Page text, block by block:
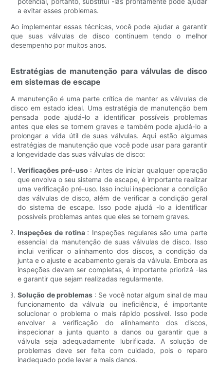
a evitar esses problemas.
Ao implementar essas técnicas, você pode ajudar a garantir
que suas válvulas de disco continuem tendo o melhor
desempenho por muitos anos.
Estratégias de manutenção para válvulas de disco
em sistemas de escape
A manutenção é uma parte crítica de manter as válvulas de
disco em estado ideal. Uma estratégia de manutenção bem
pensada pode ajudá-lo a identificar possíveis problemas
antes que eles se tornem graves e também pode ajudá-lo a
prolongar a vida útil de suas válvulas. Aqui estão algumas
estratégias de manutenção que você pode usar para garantir
a longevidade das suas válvulas de disco:
Verificações pré-uso : Antes de iniciar qualquer operação
que envolva o seu sistema de escape, é importante realizar
uma verificação pré-uso. Isso inclui inspecionar a condição
das válvulas de disco, além de verificar a condição geral
do sistema de escape. Isso pode ajudá -lo a identificar
possíveis problemas antes que eles se tornem graves.
Inspeções de rotina : Inspeções regulares são uma parte
essencial da manutenção de suas válvulas de disco. Isso
inclui verificar o alinhamento dos discos, a condição da
junta e o ajuste e acabamento gerais da válvula. Embora as
inspeções devam ser completas, é importante priorizá -las
e garantir que sejam realizadas regularmente.
Solução de problemas : Se você notar algum sinal de mau
funcionamento da válvula ou ineficiência, é importante
solucionar o problema o mais rápido possível. Isso pode
envolver a verificação do alinhamento dos discos,
inspecionar a junta quanto a danos ou garantir que a
válvula seja adequadamente lubrificada. A solução de
problemas deve ser feita com cuidado, pois o reparo
inadequado pode levar a mais danos.